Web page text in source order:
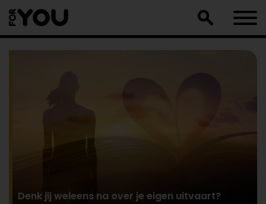
naar
artikel
Denk jij weleens na over je eigen uitvaart?